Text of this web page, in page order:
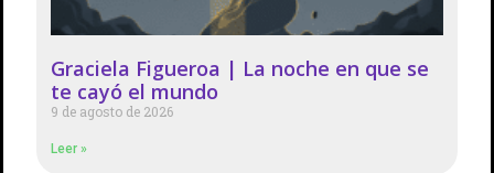
Graciela Figueroa | La noche en que se
te cayó el mundo
9 de agosto de 2026
Leer »